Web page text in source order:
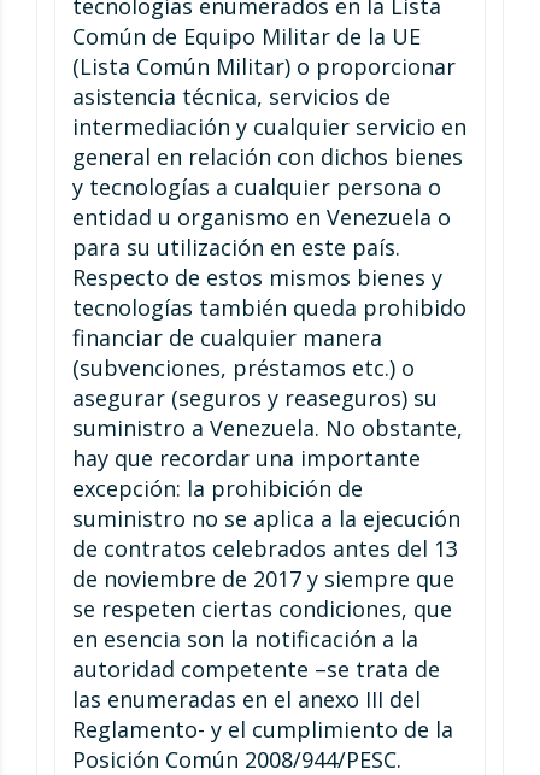
tecnologías enumerados en la Lista
Común de Equipo Militar de la UE
(Lista Común Militar) o proporcionar
asistencia técnica, servicios de
intermediación y cualquier servicio en
general en relación con dichos bienes
y tecnologías a cualquier persona o
entidad u organismo en Venezuela o
para su utilización en este país.
Respecto de estos mismos bienes y
tecnologías también queda prohibido
financiar de cualquier manera
(subvenciones, préstamos etc.) o
asegurar (seguros y reaseguros) su
suministro a Venezuela. No obstante,
hay que recordar una importante
excepción: la prohibición de
suministro no se aplica a la ejecución
de contratos celebrados antes del 13
de noviembre de 2017 y siempre que
se respeten ciertas condiciones, que
en esencia son la notificación a la
autoridad competente –se trata de
las enumeradas en el anexo III del
Reglamento- y el cumplimiento de la
Posición Común 2008/944/PESC.